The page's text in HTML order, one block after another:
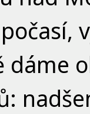
dáme